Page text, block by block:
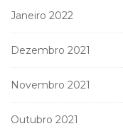
Janeiro 2022
Dezembro 2021
Novembro 2021
Outubro 2021